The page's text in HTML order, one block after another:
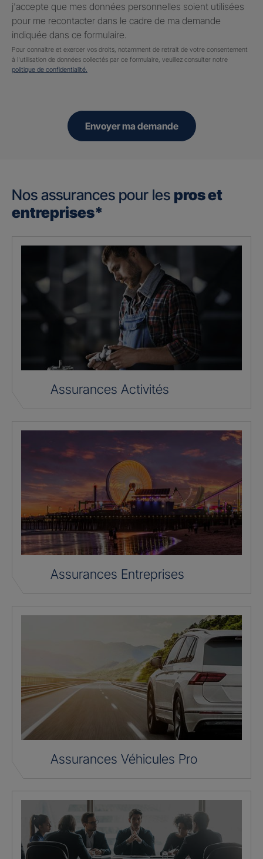
j'accepte que mes données personnelles soient utilisées
pour me recontacter dans le cadre de ma demande
indiquée dans ce formulaire.
Pour connaitre et exercer vos droits, notamment de retrait de votre consentement
à l'utilisation de données collectés par ce formulaire, veuillez consulter notre
politique de confidentialité.
Envoyer ma demande
Nos assurances pour les pros et
entreprises*
Assurances Activités
Assurances Entreprises
Assurances Véhicules Pro